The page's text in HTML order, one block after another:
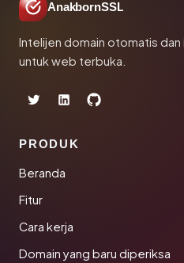
AnakbornSSL
Intelijen domain otomatis
untuk web terbuka.
PRODUK
Beranda
Fitur
Cara kerja
Domain yang baru diperiksa